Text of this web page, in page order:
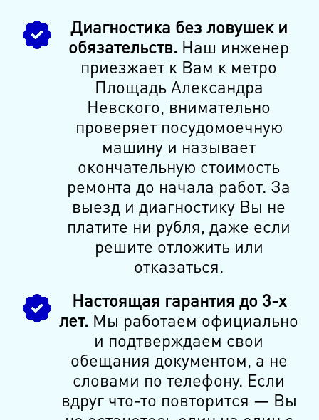
Диагностика без ловушек и
обязательств. Наш инженер
приезжает к Вам к метро
Площадь Александра
Невского, внимательно
проверяет посудомоечную
машину и называет
окончательную стоимость
ремонта до начала работ. За
выезд и диагностику Вы не
платите ни рубля, даже если
решите отложить или
отказаться.
Настоящая гарантия до 3-х
лет. Мы работаем официально
и подтверждаем свои
обещания документом, а не
словами по телефону. Если
вдруг что-то повторится — Вы